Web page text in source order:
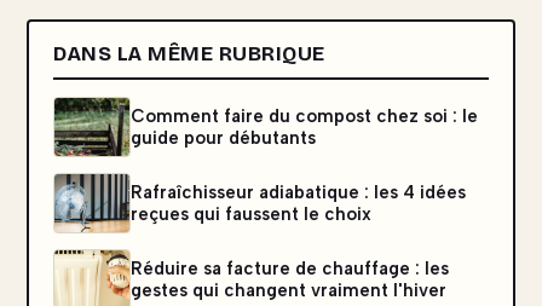
DANS LA MÊME RUBRIQUE
Comment faire du compost chez soi : le
guide pour débutants
Rafraîchisseur adiabatique : les 4 idées
reçues qui faussent le choix
Réduire sa facture de chauffage : les
gestes qui changent vraiment l'hiver